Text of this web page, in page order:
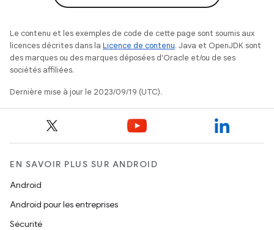
Le contenu et les exemples de code de cette page sont soumis aux
licences décrites dans la Licence de contenu. Java et OpenJDK sont
des marques ou des marques déposées d'Oracle et/ou de ses
sociétés affiliées.
Dernière mise à jour le 2023/09/19 (UTC).
EN SAVOIR PLUS SUR ANDROID
Android
Android pour les entreprises
Sécurité